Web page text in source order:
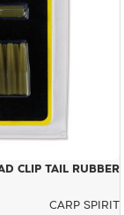
CLIP TAIL RUBBER
CARP SPIRIT